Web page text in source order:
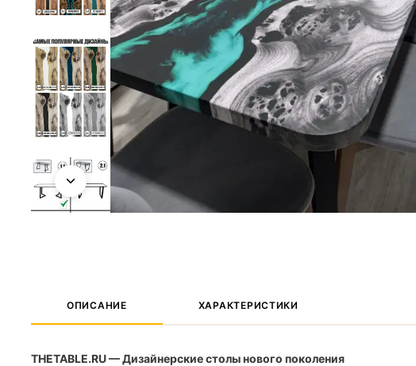
ОПИСАНИЕ ХАРАКТЕРИСТИКИ
THETABLE.RU — Дизайнерские столы нового поколения